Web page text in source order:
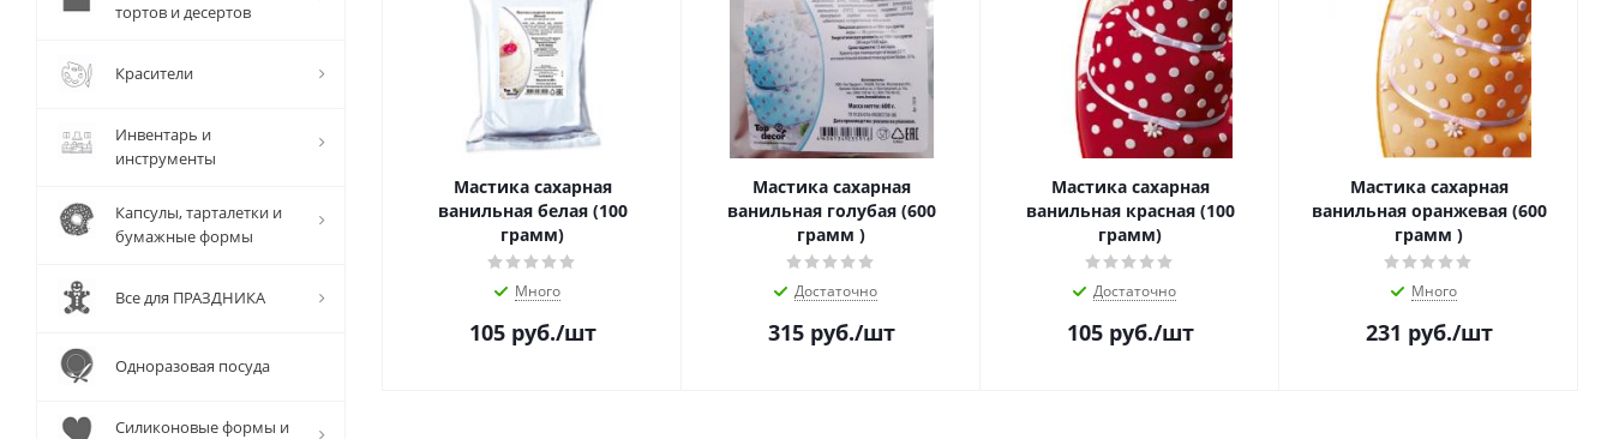
Мастика сахарная
ванильная белая (100
грамм)
Много
105руб./шт
Мастика сахарная
ванильная голубая (600
грамм )
Достаточно
315руб./шт
Мастика сахарная
ванильная красная (100
грамм)
Достаточно
105руб./шт
Мастика сахарная
ванильная оранжевая (600
грамм )
Много
231 руб./шт
тортов и десертов
Красители
Инвентарь и
инструменты
Капсулы, тарталетки и
бумажные формы
Все для ПРАЗДНИКА
Одноразовая посуда
Силиконовые формы и